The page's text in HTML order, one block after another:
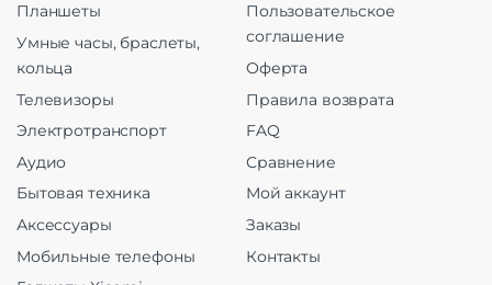
Планшеты
Умные часы, браслеты,
кольца
Телевизоры
Электротранспорт
Аудио
Бытовая техника
Аксессуары
Мобильные телефоны
Пользовательское
соглашение
Оферта
Правила возврата
FAQ
Сравнение
Мой аккаунт
Заказы
Контакты